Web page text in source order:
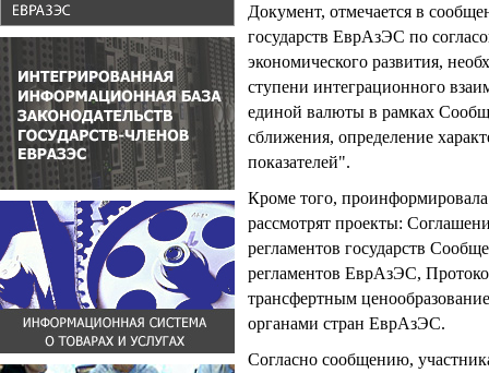
Документ, отмечается в
государств ЕврАзЭС по
экономического развития,
ступени интеграционного
единой валюты в рамках
сближения, определение
показателей".
Кроме того,
рассмотрят проекты:
регламентов государств
регламентов ЕврАзЭС,
трансфертным
органами стран ЕврАзЭС.
Согласно сообщению,